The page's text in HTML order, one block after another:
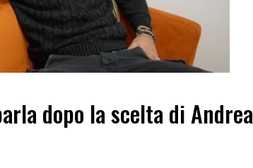
dopo la scelta di Andrea